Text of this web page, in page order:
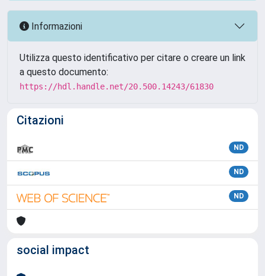
Informazioni
Utilizza questo identificativo per citare o creare un link
a questo documento:
https://hdl.handle.net/20.500.14243/61830
Citazioni
ND
ND
ND
social impact